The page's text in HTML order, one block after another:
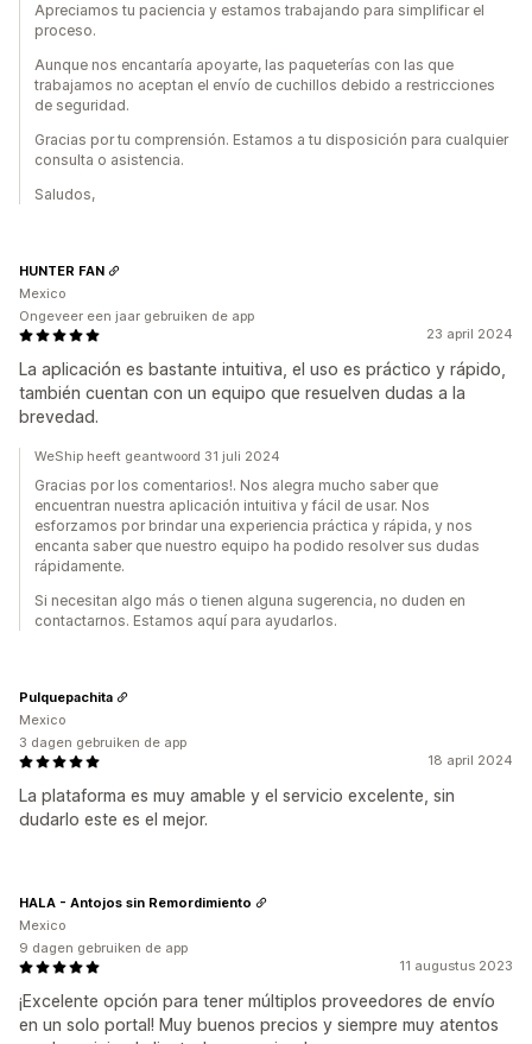
Apreciamos tu paciencia y estamos trabajando para simplificar el
proceso.
Aunque nos encantaría apoyarte, las paqueterías con las que
trabajamos no aceptan el envío de cuchillos debido a restricciones
de seguridad.
Gracias por tu comprensión. Estamos a tu disposición para cualquier
consulta o asistencia.
Saludos,
23 april 2024
La aplicación es bastante intuitiva, el uso es práctico y rápido,
también cuentan con un equipo que resuelven dudas a la
brevedad.
HUNTER FAN
Mexico
Ongeveer een jaar gebruiken de app
WeShip heeft geantwoord 31 juli 2024
Gracias por los comentarios!. Nos alegra mucho saber que
encuentran nuestra aplicación intuitiva y fácil de usar. Nos
esforzamos por brindar una experiencia práctica y rápida, y nos
encanta saber que nuestro equipo ha podido resolver sus dudas
rápidamente.
Si necesitan algo más o tienen alguna sugerencia, no duden en
contactarnos. Estamos aquí para ayudarlos.
18 april 2024
La plataforma es muy amable y el servicio excelente, sin
dudarlo este es el mejor.
Pulquepachita
Mexico
3 dagen gebruiken de app
11 augustus 2023
¡Excelente opción para tener múltiplos proveedores de envío
en un solo portal! Muy buenos precios y siempre muy atentos
HALA - Antojos sin Remordimiento
Mexico
9 dagen gebruiken de app